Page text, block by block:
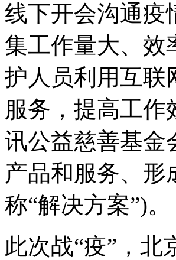
线下开会沟通疫
集工作量大、效
护人员利用互联
服务，提高工
讯公益慈善基金
产品和服务、形
称“解决方案”)。
此次战“疫”，